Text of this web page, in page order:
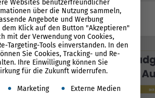
Die
Websites benutzerfreundlicher
über die Nutzung sammeln,
Angebote und Werbung
Klick auf den Button "Akzeptieren"
mit der Verwendung von Cookies,
Targeting-Tools einverstanden. In den
Sie Cookies, Tracking- und Re-
Ihre Einwilligung können Sie
für die Zukunft widerrufen.
Liste der Service-Gruppen, für die
Marketing Externe Medien